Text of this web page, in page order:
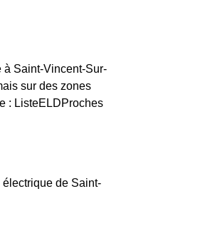
à Saint-Vincent-Sur-
sur des zones
: ListeELDProches
de Saint-